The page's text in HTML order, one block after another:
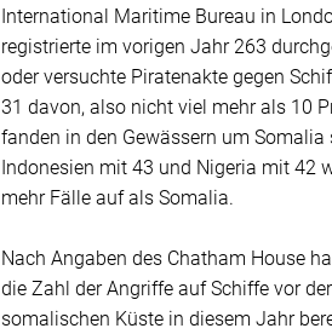
International Maritime Bureau in
registrierte im vorigen Jahr 263
oder versuchte Piratenakte gegen
31 davon, also nicht viel mehr als 10
fanden in den Gewässern um Somalia
Indonesien mit 43 und Nigeria mit 42
mehr Fälle auf als Somalia.
Nach Angaben des Chatham House
die Zahl der Angriffe auf Schiffe vor der
somalischen Küste in diesem Jahr